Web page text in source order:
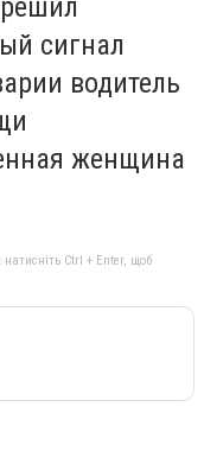
сигнал
водитель
женщина
Ctrl + Enter, щоб